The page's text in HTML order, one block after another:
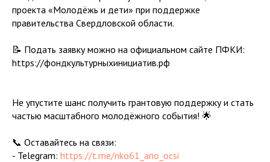
проекта «Молодёжь и дети» при поддержке
правительства Свердловской области.
📝 Подать заявку можно на официальном сайте ПФКИ:
https://фондкультурныхинициатив.рф
Не упустите шанс получить грантовую поддержку и стать
частью масштабного молодёжного события! 🌟
📞 Оставайтесь на связи:
- Telegram: https://t.me/nko61_ano_ocsi